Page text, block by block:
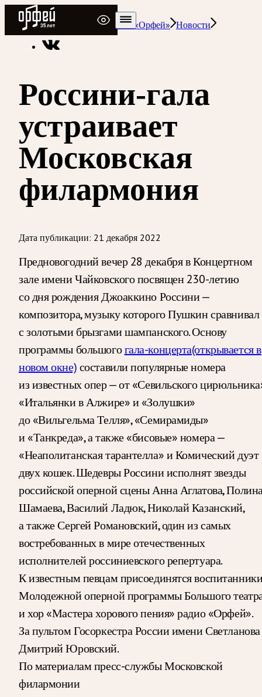
Радио Орфей
Радио классической музыки «Орфей» Новости
Россини-гала
устраивает
Московская
филармония
Дата публикации: 21 декабря 2022
Предновогодний вечер 28 декабря в Концертном
зале имени Чайковского посвящен 230-летию
со дня рождения Джоаккино Россини —
композитора, музыку которого Пушкин сравнивал
с золотыми брызгами шампанского. Основу
программы большогогала-концерта(открывается в
новом окне)составили популярные номера
из известных опер — от «Севильского
«Итальянки в Алжире» и «Золушки»
до «Вильгельма Телля», «Семирамиды»
и «Танкреда», а также «бисовые» номера —
«Неаполитанская тарантелла» и Комический дуэт
двух кошек. Шедевры Россини исполнят звезды
российской оперной сцены Анна Аглатова,
Шамаева, Василий Ладюк, Николай Казанский,
а также Сергей Романовский, один из самых
востребованных в мире отечественных
исполнителей россиниевского репертуара.
К известным певцам присоединятся
Молодежной оперной программы Большого
и хор «Мастера хорового пения» радио «Орфей».
За пультом Госоркестра России имени
Дмитрий Юровский.
По материалам пресс-службы Московской
филармонии